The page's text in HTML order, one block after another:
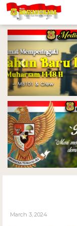
Previous
Previous
March 3, 2024